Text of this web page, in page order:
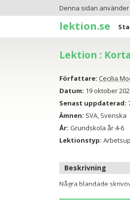
Denna sidan
lektion.se
Lektion :
Författare: Cecilia
Datum: 19 oktober
Senast uppdaterad:
Ämnen: SVA, Svenska
År: Grundskola år 4-6
Lektionstyp:
Beskrivning
Några blandade